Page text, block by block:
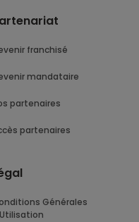
franchisé
mandataire
partenaires
partenaires